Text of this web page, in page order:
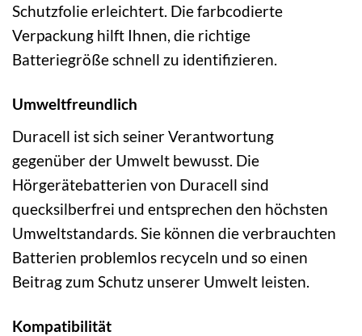
Schutzfolie erleichtert. Die farbcodierte
Verpackung hilft Ihnen, die richtige
Batteriegröße schnell zu identifizieren.
Umweltfreundlich
Duracell ist sich seiner Verantwortung
gegenüber der Umwelt bewusst. Die
Hörgerätebatterien von Duracell sind
quecksilberfrei und entsprechen den höchsten
Umweltstandards. Sie können die verbrauchten
Batterien problemlos recyceln und so einen
Beitrag zum Schutz unserer Umwelt leisten.
Kompatibilität